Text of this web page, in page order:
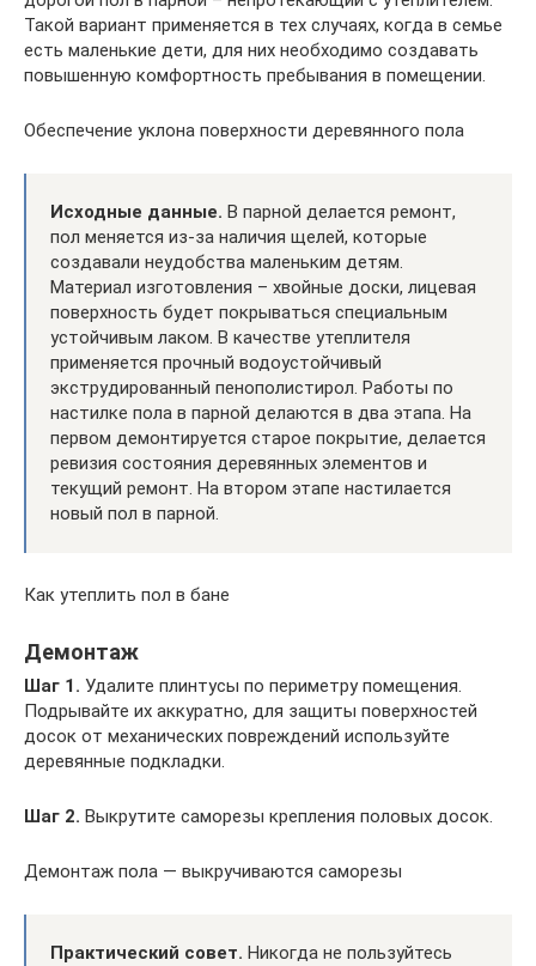
Такой вариант применяется в тех случаях, когда в семье
есть маленькие дети, для них необходимо создавать
повышенную комфортность пребывания в помещении.
Обеспечение уклона поверхности деревянного пола
Исходные данные. В парной делается ремонт,
пол меняется из-за наличия щелей, которые
создавали неудобства маленьким детям.
Материал изготовления – хвойные доски, лицевая
поверхность будет покрываться специальным
устойчивым лаком. В качестве утеплителя
применяется прочный водоустойчивый
экструдированный пенополистирол. Работы по
настилке пола в парной делаются в два этапа. На
первом демонтируется старое покрытие, делается
ревизия состояния деревянных элементов и
текущий ремонт. На втором этапе настилается
новый пол в парной.
Как утеплить пол в бане
Демонтаж
Шаг 1. Удалите плинтусы по периметру помещения.
Подрывайте их аккуратно, для защиты поверхностей
досок от механических повреждений используйте
деревянные подкладки.
Шаг 2. Выкрутите саморезы крепления половых досок.
Демонтаж пола — выкручиваются саморезы
Практический совет. Никогда не пользуйтесь